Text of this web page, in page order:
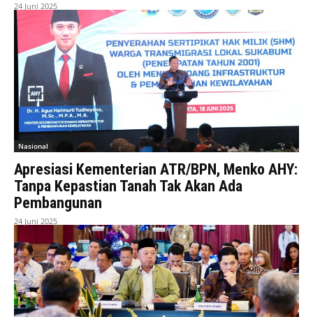
24 Juni 2025
Nasional
Apresiasi Kementerian ATR/BPN, Menko AHY:
Tanpa Kepastian Tanah Tak Akan Ada
Pembangunan
24 Juni 2025